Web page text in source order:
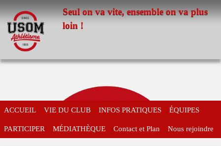
Seul on va vite, ensemble on va plus
loin !
ACCUEIL VIE DU CLUB INFOS PRATIQUES ÉQUIPES
PARTICIPER MÉDIATHÈQUE Contact et Plan Nous rejoindre